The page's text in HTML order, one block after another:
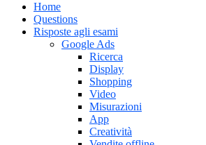
Home
Questions
Risposte agli esami
Google Ads
Ricerca
Display
Shopping
Video
Misurazioni
App
Creatività